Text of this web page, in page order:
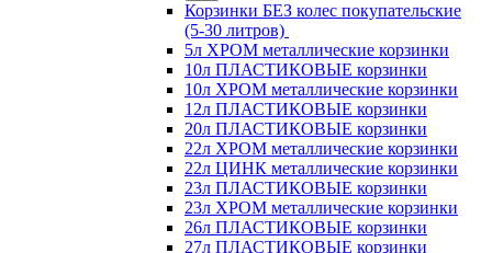
Корзинки БЕЗ колес покупательские
(5-30 литров)
5л ХРОМ металлические корзинки
10л ПЛАСТИКОВЫЕ корзинки
10л ХРОМ металлические корзинки
12л ПЛАСТИКОВЫЕ корзинки
20л ПЛАСТИКОВЫЕ корзинки
22л ХРОМ металлические корзинки
22л ЦИНК металлические корзинки
23л ПЛАСТИКОВЫЕ корзинки
23л ХРОМ металлические корзинки
26л ПЛАСТИКОВЫЕ корзинки
27л ПЛАСТИКОВЫЕ корзинки